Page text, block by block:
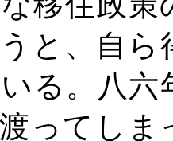
と、自
る。八
ってしま